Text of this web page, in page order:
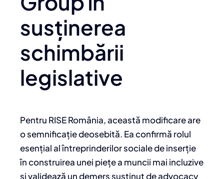
susținerea
schimbării
legislative
Pentru RISE România, această modificare are
o semnificație deosebită. Ea confirmă rolul
esențial al întreprinderilor sociale de inserție
în construirea unei piețe a muncii mai incluzive
și validează un demers susținut de advocacy